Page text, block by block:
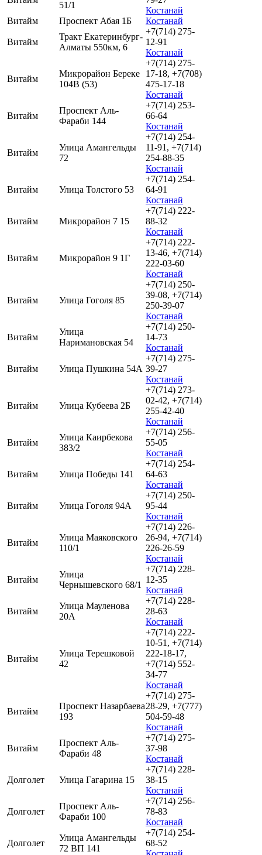
51/1
Костанай
Витайм
Проспект Абая 1Б Костанай
Витайм
Тракт Екатеринбург-
Алматы 550км, 6
+7(714) 275-
12-91
Костанай
Витайм
Микрорайон Береке
104В (53)
+7(714) 275-
17-18, +7(708)
475-17-18
Костанай
Витайм
Проспект Аль-
Фараби 144
+7(714) 253-
66-64
Костанай
Витайм
Улица Амангельды
72
+7(714) 254-
11-91, +7(714)
254-88-35
Костанай
Витайм Улица Толстого 53
+7(714) 254-
64-91
Костанай
Витайм Микрорайон 7 15
+7(714) 222-
88-32
Костанай
Витайм Микрорайон 9 1Г
+7(714) 222-
13-46, +7(714)
222-03-60
Костанай
Витайм Улица Гоголя 85
+7(714) 250-
39-08, +7(714)
250-39-07
Костанай
Витайм
Улица
Наримановская 54
+7(714) 250-
14-73
Костанай
Витайм Улица Пушкина 54А
+7(714) 275-
39-27
Костанай
Витайм Улица Кубеева 2Б
+7(714) 273-
02-42, +7(714)
255-42-40
Костанай
Витайм
Улица Каирбекова
383/2
+7(714) 256-
55-05
Костанай
Витайм Улица Победы 141
+7(714) 254-
64-63
Костанай
Витайм Улица Гоголя 94А
+7(714) 250-
95-44
Костанай
Витайм
Улица Маяковского
110/1
+7(714) 226-
26-94, +7(714)
226-26-59
Костанай
Витайм
Улица
Чернышевского 68/1
+7(714) 228-
12-35
Костанай
Витайм
Улица Мауленова
20А
+7(714) 228-
28-63
Костанай
Витайм
Улица Терешковой
42
+7(714) 222-
10-51, +7(714)
222-18-17,
+7(714) 552-
34-77
Костанай
Витайм
Проспект Назарбаева
193
+7(714) 275-
28-29, +7(777)
504-59-48
Костанай
Витайм
Проспект Аль-
Фараби 48
+7(714) 275-
37-98
Костанай
Долголет Улица Гагарина 15
+7(714) 228-
38-15
Костанай
Долголет
Проспект Аль-
Фараби 100
+7(714) 256-
78-83
Костанай
Долголет
Улица Амангельды
72 ВП 141
+7(714) 254-
68-52